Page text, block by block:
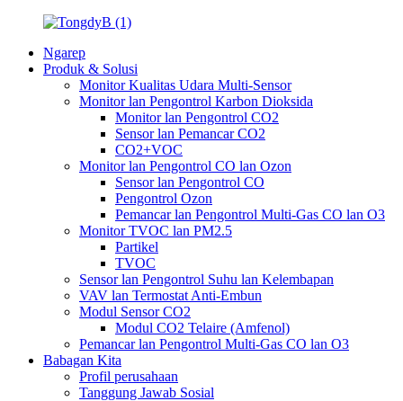
Ngarep
Produk & Solusi
Monitor Kualitas Udara Multi-Sensor
Monitor lan Pengontrol Karbon Dioksida
Monitor lan Pengontrol CO2
Sensor lan Pemancar CO2
CO2+VOC
Monitor lan Pengontrol CO lan Ozon
Sensor lan Pengontrol CO
Pengontrol Ozon
Pemancar lan Pengontrol Multi-Gas CO lan O3
Monitor TVOC lan PM2.5
Partikel
TVOC
Sensor lan Pengontrol Suhu lan Kelembapan
VAV lan Termostat Anti-Embun
Modul Sensor CO2
Modul CO2 Telaire (Amfenol)
Pemancar lan Pengontrol Multi-Gas CO lan O3
Babagan Kita
Profil perusahaan
Tanggung Jawab Sosial